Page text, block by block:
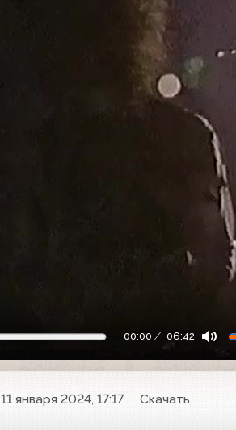
00:00 06:42
11 января 2024, 17:17
Скачать